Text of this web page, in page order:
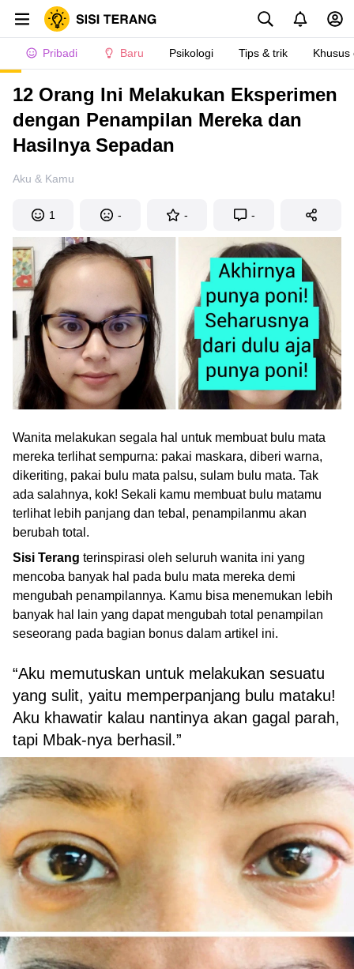
Pribadi Baru Psikologi Tips & trik Khusus
12 Orang Ini Melakukan Eksperimen
dengan Penampilan Mereka dan
Hasilnya Sepadan
Aku & Kamu
1 - - -
Wanita melakukan segala hal untuk membuat bulu mata
mereka terlihat sempurna: pakai maskara, diberi warna,
dikeriting, pakai bulu mata palsu, sulam bulu mata. Tak
ada salahnya, kok! Sekali kamu membuat bulu matamu
terlihat lebih panjang dan tebal, penampilanmu akan
berubah total.
Sisi Terang terinspirasi oleh seluruh wanita ini yang
mencoba banyak hal pada bulu mata mereka demi
mengubah penampilannya. Kamu bisa menemukan lebih
banyak hal lain yang dapat mengubah total penampilan
seseorang pada bagian bonus dalam artikel ini.
“Aku memutuskan untuk melakukan sesuatu
yang sulit, yaitu memperpanjang bulu mataku!
Aku khawatir kalau nantinya akan gagal parah,
tapi Mbak-nya berhasil.”